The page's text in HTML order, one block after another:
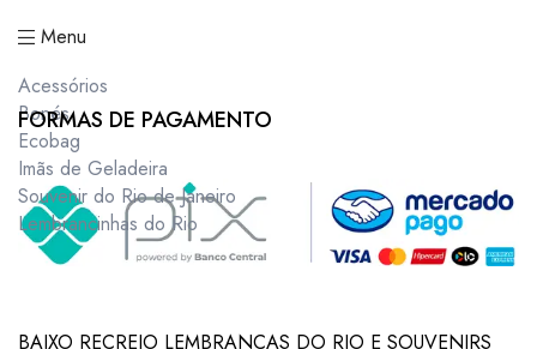
Menu
Acessórios
Bonés
Ecobag
Imãs de Geladeira
Souvenir do Rio de Janeiro
Lembrancinhas do Rio
FORMAS DE PAGAMENTO
BAIXO RECREIO LEMBRANCAS DO RIO E SOUVENIRS